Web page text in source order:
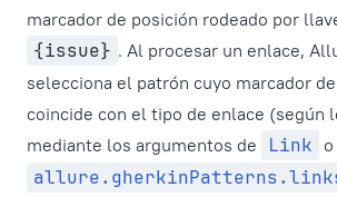
marcador de posición rodeado por
{issue} . Al procesar un enlace,
selecciona el patrón cuyo marcador
coincide con el tipo de enlace (según
mediante los argumentos de
Link